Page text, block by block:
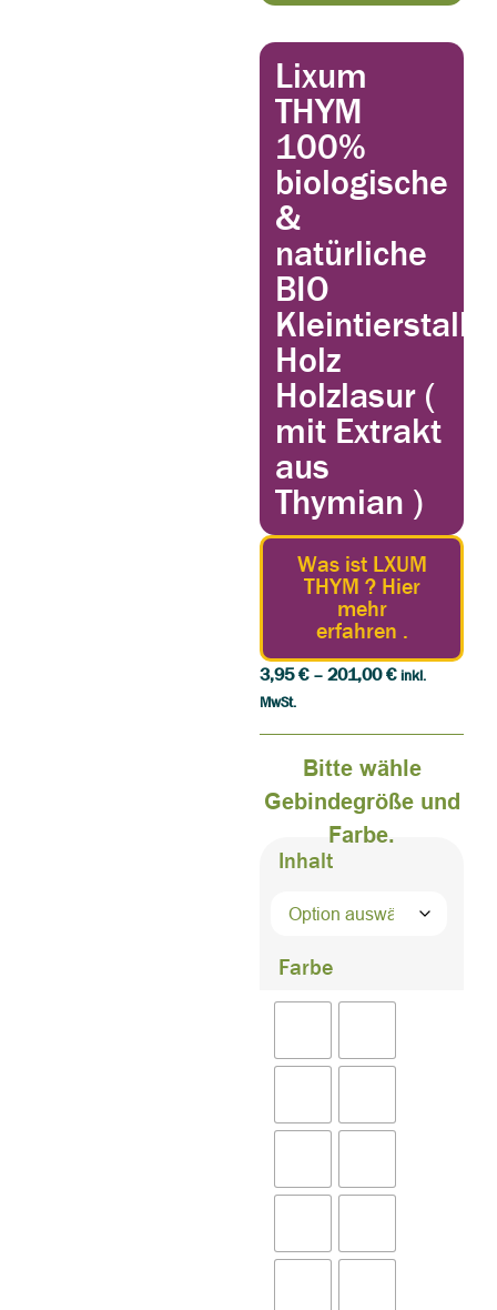
Lixum
THYM
100%
biologische
&
natürliche
BIO
Kleintierstall
Holz
Holzlasur (
mit Extrakt
aus
Thymian )
Was ist LXUM
THYM ? Hier
mehr
erfahren .
3,95€ –201,00€ inkl.
MwSt.
Bitte wähle
Gebindegröße und
Farbe.
Inhalt
Farbe